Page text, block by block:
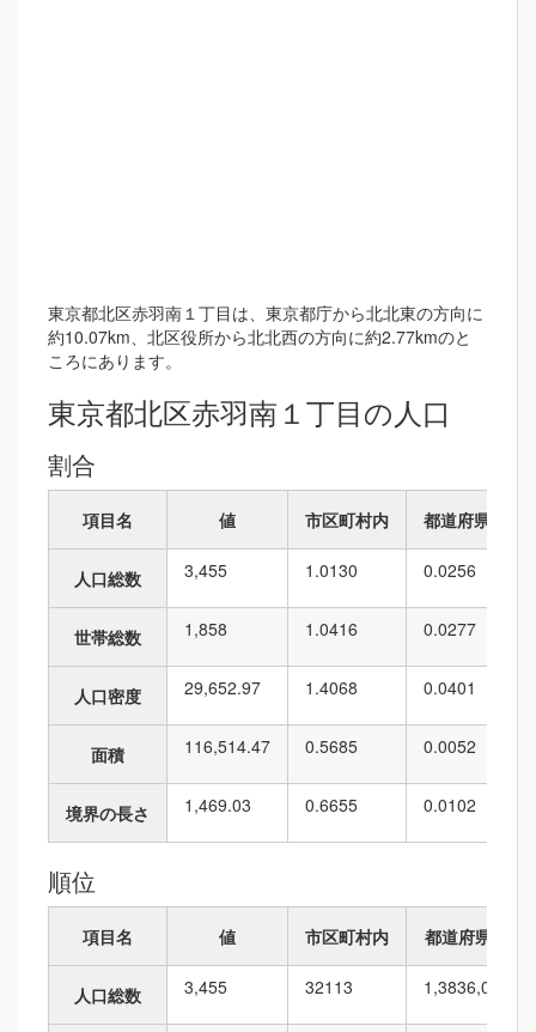
東京都北区赤羽南１丁目は、東京都庁から北北東の方向に
約10.07km、北区役所から北北西の方向に約2.77kmのと
ころにあります。
東京都北区赤羽南１丁目の人口
割合
項目名 値 市区町村内 都道府県内
人口総数 3,455 1.0130 0.0256
世帯総数 1,858 1.0416 0.0277
人口密度 29,652.97 1.4068 0.0401
面積 116,514.47 0.5685 0.0052
境界の長さ 1,469.03 0.6655 0.0102
順位
項目名 値 市区町村内 都道府県内
人口総数 3,455 32113 1,3836,010